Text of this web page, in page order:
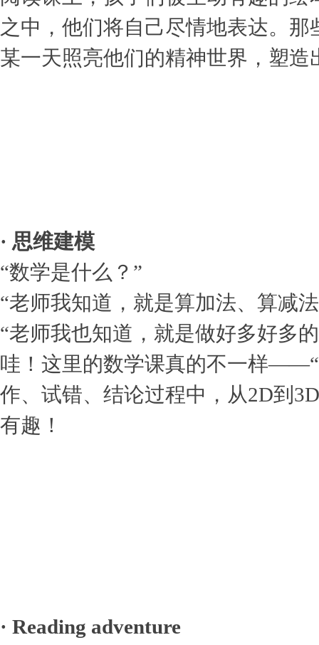
之中，他们将自己尽情地表达。
某一天照亮他们的精神世界，塑造
· 思维建模
“数学是什么？”
“老师我知道，就是算加法、算减
“老师我也知道，就是做好多好多
哇！这里的数学课真的不一样——“
作、试错、结论过程中，从2D到
有趣！
· Reading adventure